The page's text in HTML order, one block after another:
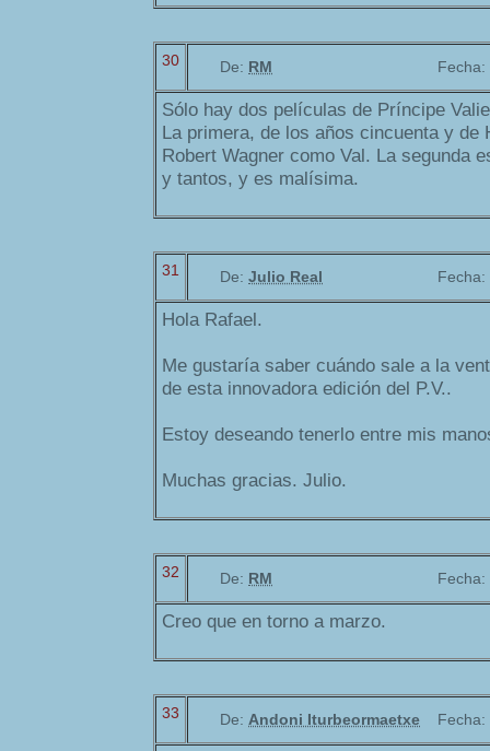
30 De: RM Fecha:
Sólo hay dos películas de Príncipe
La primera, de los años cincuenta y de
Robert Wagner como Val. La segunda
y tantos, y es malísima.
31 De: Julio Real Fecha:
Hola Rafael.
Me gustaría saber cuándo sale a la
de esta innovadora edición del P.V..
Estoy deseando tenerlo entre mis
Muchas gracias. Julio.
32 De: RM Fecha:
Creo que en torno a marzo.
33 De: Andoni Iturbeormaetxe Fecha: